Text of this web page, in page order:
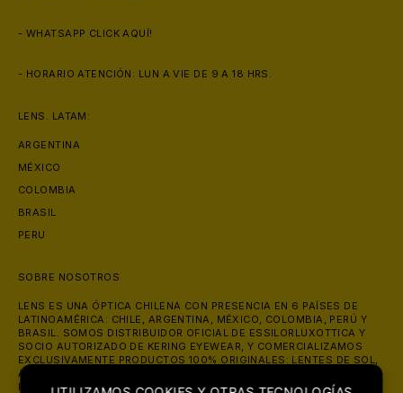
- WHATSAPP CLICK AQUÍ!
- HORARIO ATENCIÓN: LUN A VIE DE 9 A 18 HRS.
LENS. LATAM:
ARGENTINA
MÉXICO
COLOMBIA
BRASIL
PERU
SOBRE NOSOTROS
LENS ES UNA ÓPTICA CHILENA CON PRESENCIA EN 6 PAÍSES DE
LATINOAMÉRICA: CHILE, ARGENTINA, MÉXICO, COLOMBIA, PERÚ Y
BRASIL. SOMOS DISTRIBUIDOR OFICIAL DE ESSILORLUXOTTICA Y
SOCIO AUTORIZADO DE KERING EYEWEAR, Y COMERCIALIZAMOS
EXCLUSIVAMENTE PRODUCTOS 100% ORIGINALES: LENTES DE SOL,
ANTEOJOS ÓPTICOS Y LENTES DE CONTACTO DE MARCAS COMO
RAY-BAN, OAKLEY, PRADA, GUCCI Y VERSACE. ATENDEMOS ONLINE